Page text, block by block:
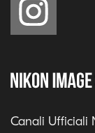
Canali Ufficiali